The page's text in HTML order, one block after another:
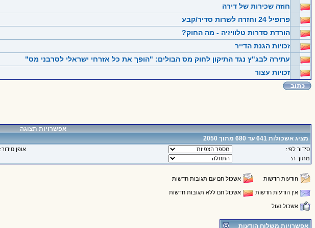
חוזה שכירות של דירה
פרופיל 24 וחזרה לשרות סדיר/קבע
הורדת סדרות טלוויזיה - מה החוק?
זכויות הגנת הדייר
עתירה לבג"ץ נגד התיקון לחוק מס הבולים: "הופך את כל אזרחי ישראלי לסרבני מס"
זכויות עצור
אפשרויות תצוגה
מציג אשכולות 641 עד 680 מתוך 2050
סידור לפי:
אופן סידור:
מתוך ה:
הודעות חדשות אשכול חם עם תגובות חדשות
אין הודעות חדשות אשכול חם ללא תגובות חדשות
אשכול נעול
אפשרויות משלוח הודעות